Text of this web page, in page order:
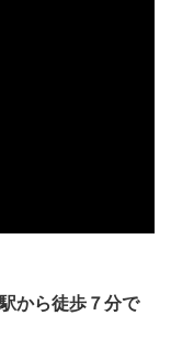
から徒歩７分​で